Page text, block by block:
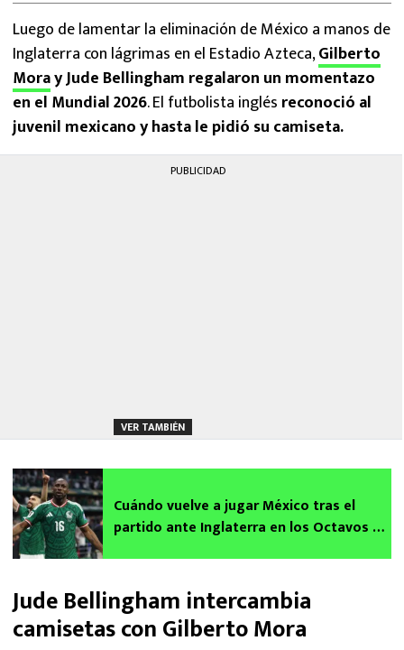
Luego de lamentar la eliminación de México a manos de
Inglaterra con lágrimas en el Estadio Azteca,Gilberto
Moray Jude Bellingham regalaron un momentazo
en el Mundial 2026. El futbolista inglés reconoció al
juvenil mexicano y hasta le pidió su camiseta.
PUBLICIDAD
VER TAMBIÉN
Cuándo vuelve a jugar México tras el
partido ante Inglaterra en los Octavos de
Jude Bellingham intercambia
camisetas con Gilberto Mora